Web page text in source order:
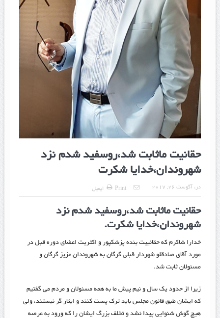
حقانیت ماثابت شد،روسفید شدم نزد
شهروندان،خدایا شکرت
در: آگوست 26, 2017 Print ایمیل
حقانیت ماثابت شد،روسفید شدم نزد
شهروندان،خدایا شکرت.
خدارا شاکرم که حقانییت بنده پزشکپور و اکثریت اعضای دوره قبل در
مورد آقای صادقلو شهردار قبلی گرگان به شهروندان عزیز گرگان و
مسئولان ثابت شد.
زیرا از حدود یک سال و نیم پیش ما به همه مسئولان و مردم می گفتیم
که ایشان طبق قانون مجلس باید ترک پست کنند و ایثار گر نیستند، ولی
هیچ گوش شنوایی پیدا نشد و تخلف بزرگ ایشان را که ورود به عرصه